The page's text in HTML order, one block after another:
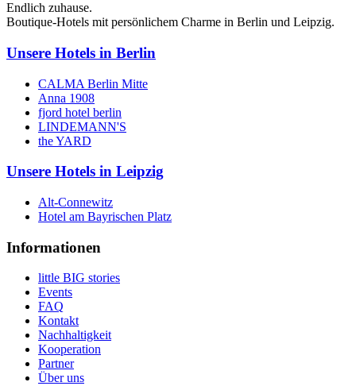
Endlich zuhause.
Boutique-Hotels mit persönlichem Charme in Berlin und Leipzig.
Unsere Hotels in Berlin
CALMA Berlin Mitte
Anna 1908
fjord hotel berlin
LINDEMANN'S
the YARD
Unsere Hotels in Leipzig
Alt-Connewitz
Hotel am Bayrischen Platz
Informationen
little BIG stories
Events
FAQ
Kontakt
Nachhaltigkeit
Kooperation
Partner
Über uns